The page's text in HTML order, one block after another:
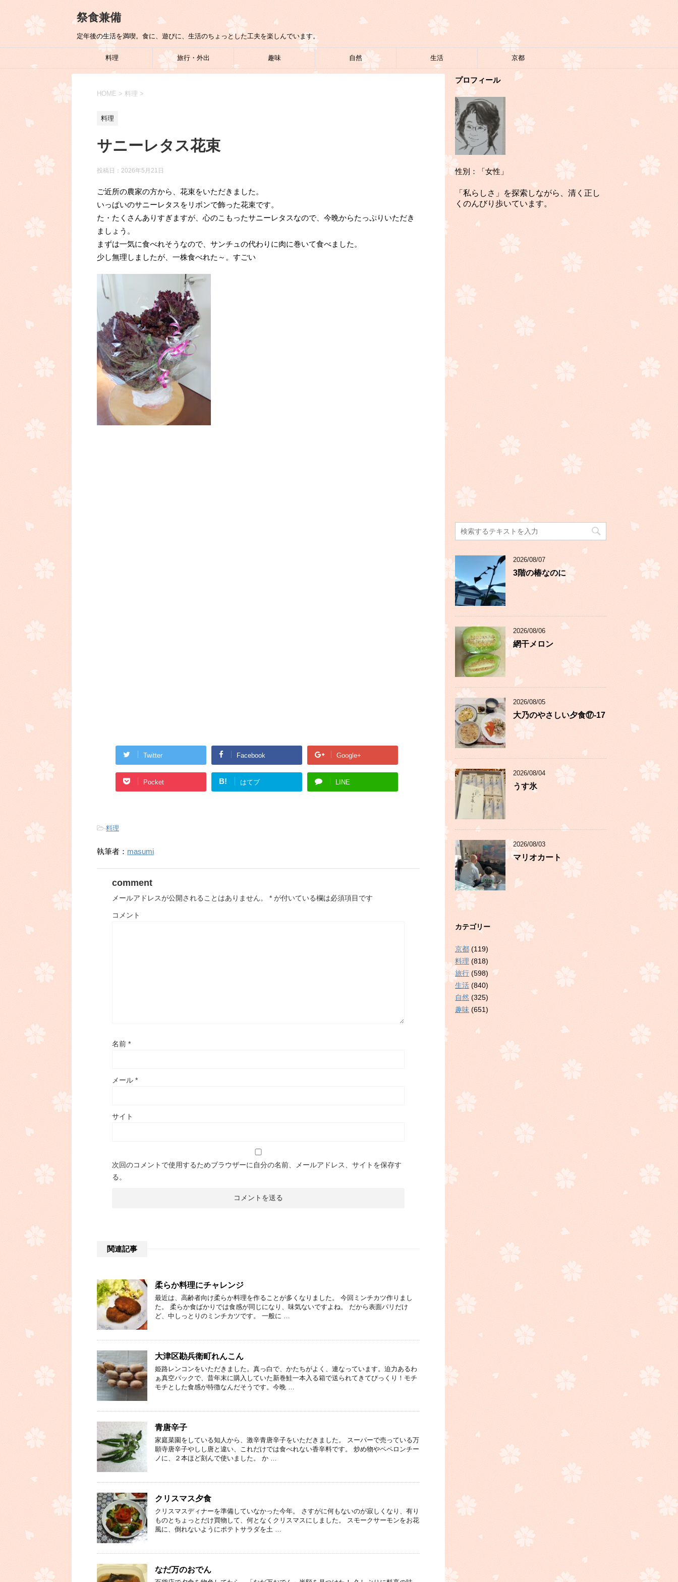
祭食兼備
定年後の生活を満喫。食に、遊びに、生活のちょっとした工夫を楽しんでいます。
料理 旅行・外出 趣味 自然 生活 京都
HOME > 料理 >
料理
サニーレタス花束
投稿日： 2026年5月21日
ご近所の農家の方から、花束をいただきました。
いっぱいのサニーレタスをリボンで飾った花束です。
た・たくさんありすぎますが、心のこもったサニーレタスなので、今晩からたっぷりいただき
ましょう。
まずは一気に食べれそうなので、サンチュの代わりに肉に巻いて食べました。
少し無理しましたが、一株食べれた～。すごい
Twitter Facebook Google+
Pocket B! はてブ LINE
-料理
執筆者： masumi
comment
メールアドレスが公開されることはありません。 * が付いている欄は必須項目です
コメント
名前 *
メール *
サイト
次回のコメントで使用するためブラウザーに自分の名前、メールアドレス、サイトを保存す
る。
関連記事
柔らか料理にチャレンジ
最近は、高齢者向け柔らか料理を作ることが多くなりました。 今回ミンチカツ作りまし
た。 柔らか食ばかりでは食感が同じになり、味気ないですよね。 だから表面パリだけ
ど、中しっとりのミンチカツです。 一般に …
大津区勘兵衛町れんこん
姫路レンコンをいただきました。真っ白で、かたちがよく、連なっています。迫力あるわ
ぁ真空パックで、昔年末に購入していた新巻鮭一本入る箱で送られてきてびっくり！モチ
モチとした食感が特徴なんだそうです。今晩 …
青唐辛子
家庭菜園をしている知人から、激辛青唐辛子をいただきました。 スーパーで売っている万
願寺唐辛子やしし唐と違い、これだけでは食べれない香辛料です。 炒め物やペペロンチー
ノに、２本ほど刻んで使いました。 か …
クリスマス夕食
クリスマスディナーを準備していなかった今年。 さすがに何もないのが寂しくなり、有り
ものとちょっとだけ買物して、何となくクリスマスにしました。 スモークサーモンをお花
風に、倒れないようにポテトサラダを土 …
なだ万のおでん
プロフィール
性別：「女性」
「私らしさ」を探索しながら、清く正し
くのんびり歩いています。
2026/08/07
3階の椿なのに
2026/08/06
網干メロン
2026/08/05
大乃のやさしい夕食⑰-17
2026/08/04
うす氷
2026/08/03
マリオカート
カテゴリー
京都 (119)
料理 (818)
旅行 (598)
生活 (840)
自然 (325)
趣味 (651)